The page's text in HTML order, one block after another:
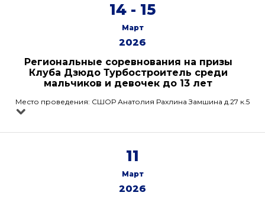
14 - 15
Март
2026
Региональные соревнования на призы
Клуба Дзюдо Турбостроитель среди
мальчиков и девочек до 13 лет
Место проведения: СШОР Анатолия Рахлина Замшина д.27 к.5
11
Март
2026